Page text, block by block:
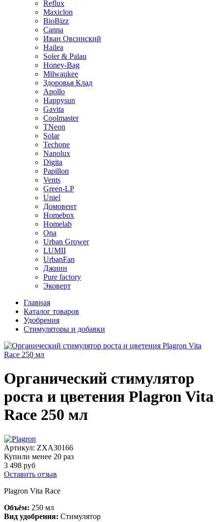
Reflux
Maxiclon
BioBizz
Canna
Иван Овсинский
Hailea
Soler & Palau
Honey-Bag
Milwaukee
Здоровья Клад
Apollo
Happysun
Gavita
Coolmaster
TNeon
Solar
Techone
Nanolux
Digita
Papillon
Vents
Green-LP
Uniel
Домовент
Homebox
Homelab
Ona
Urban Grower
LUMII
UrbanFan
Джинн
Pure factory
Эковерт
Главная
Каталог товаров
Удобрения
Стимуляторы и добавки
Органический стимулятор
роста и цветения Plagron Vita
Race 250 мл
Артикул: ZXA30166
Купили менее 20 раз
3 498 руб
Оставить отзыв
Plagron Vita Race
Объём: 250 мл
Вид удобрения: Стимулятор